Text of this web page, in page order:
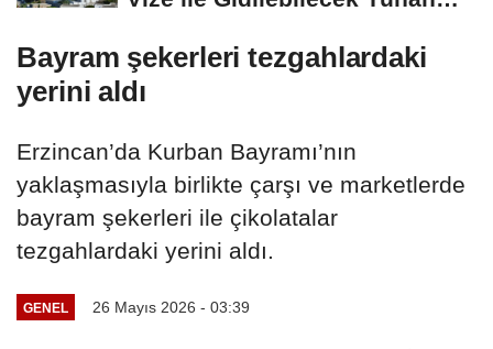
Bayram şekerleri tezgahlardaki
yerini aldı
Erzincan’da Kurban Bayramı’nın
yaklaşmasıyla birlikte çarşı ve marketlerde
bayram şekerleri ile çikolatalar
tezgahlardaki yerini aldı.
GENEL 26 Mayıs 2026 - 03:39